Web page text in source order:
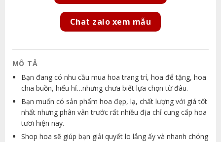
Chat zalo xem mẫu
MÔ TẢ
Bạn đang có nhu cầu mua hoa trang trí, hoa để tặng, hoa
chia buồn, hiếu hỉ…nhưng chưa biết lựa chọn từ đâu.
Bạn muốn có sản phẩm hoa đẹp, lạ, chất lượng với giá tốt
nhất nhưng phân vân trước rất nhiều địa chỉ cung cấp hoa
tươi hiện nay.
Shop hoa sẽ giúp bạn giải quyết lo lắng ấy và nhanh chóng